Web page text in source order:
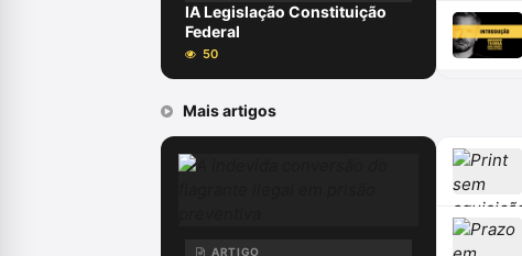
IA Legislação Constituição
Federal
50
Mais artigos
ARTIGO